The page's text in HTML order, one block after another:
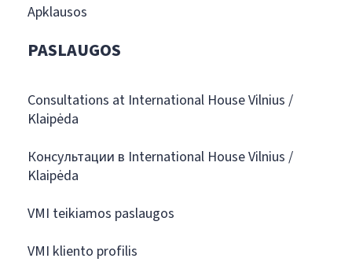
Apklausos
PASLAUGOS
Consultations at International House Vilnius /
Klaipėda
Консультации в International House Vilnius /
Klaipėda
VMI teikiamos paslaugos
VMI kliento profilis